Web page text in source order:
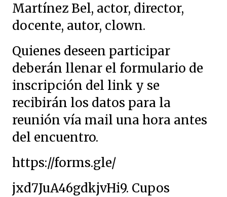
Martínez Bel, actor, director,
docente, autor, clown.
Quienes deseen participar
deberán llenar el formulario de
inscripción del link y se
recibirán los datos para la
reunión vía mail una hora antes
del encuentro.
https://forms.gle/
jxd7JuA46gdkjvHi9. Cupos